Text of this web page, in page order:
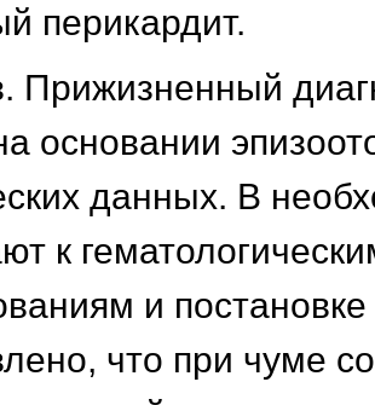
перикардит.
Прижизненный
основании
данных. В
к
и
что при чуме